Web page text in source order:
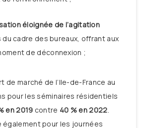
éloignée de l’agitation
du cadre des bureaux, offrant aux
de déconnexion ;
de marché de l’Ile-de-France au
pour les séminaires résidentiels
en 2019 contre 40 % en 2022.
également pour les journées